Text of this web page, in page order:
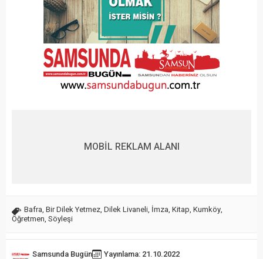
MOBİL REKLAM ALANI
Bafra Bir Dilek Yetmez Dilek Livaneli İmza Kitap Kumköy
Öğretmen Söyleşi
Samsunda Bugün
Yayınlama: 21.10.2022